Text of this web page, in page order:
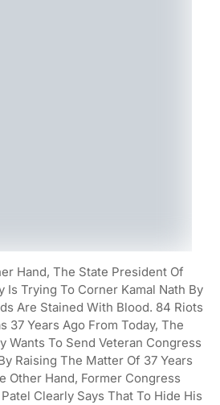
Hand, The State President Of
Is Trying To Corner Kamal Nath By
Are Stained With Blood. 84 Riots
37 Years Ago From Today, The
Wants To Send Veteran Congress
Raising The Matter Of 37 Years
Other Hand, Former Congress
Clearly Says That To Hide His